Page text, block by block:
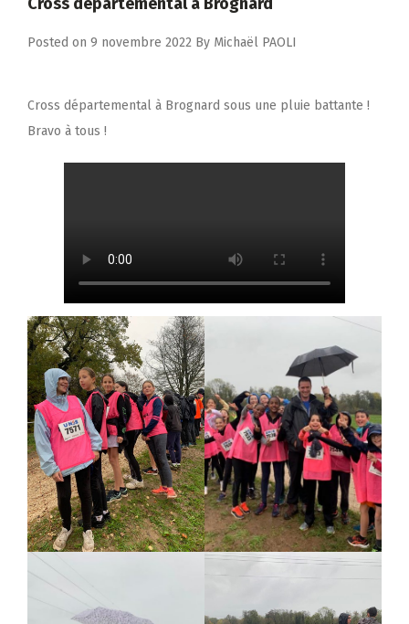
Posted on 9 novembre 2022 By Michaël PAOLI
Cross départemental à Brognard sous une pluie battante !
Bravo à tous !